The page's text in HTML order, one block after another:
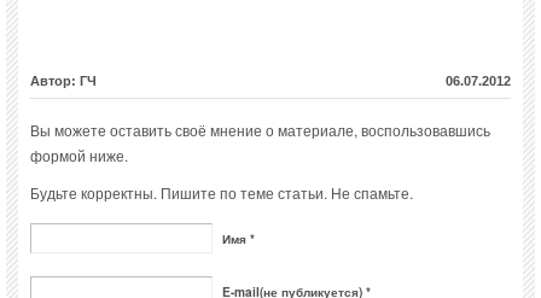
Автор: ГЧ 06.07.2012
Вы можете оставить своё мнение о материале, воспользовавшись
формой ниже.
Будьте корректны. Пишите по теме статьи. Не спамьте.
Имя *
E-mail(не публикуется) *